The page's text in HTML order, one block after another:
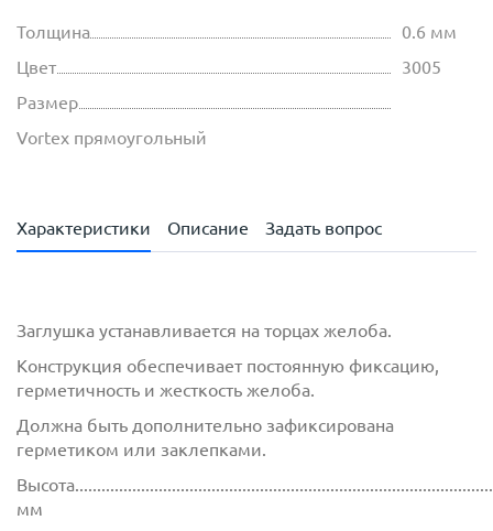
Толщина
0.6 мм
Цвет
3005
Размер
Vortex прямоугольный
Характеристики Описание Задать вопрос
Заглушка устанавливается на торцах желоба.
Конструкция обеспечивает постоянную фиксацию,
герметичность и жесткость желоба.
Должна быть дополнительно зафиксирована
герметиком или заклепками.
мм